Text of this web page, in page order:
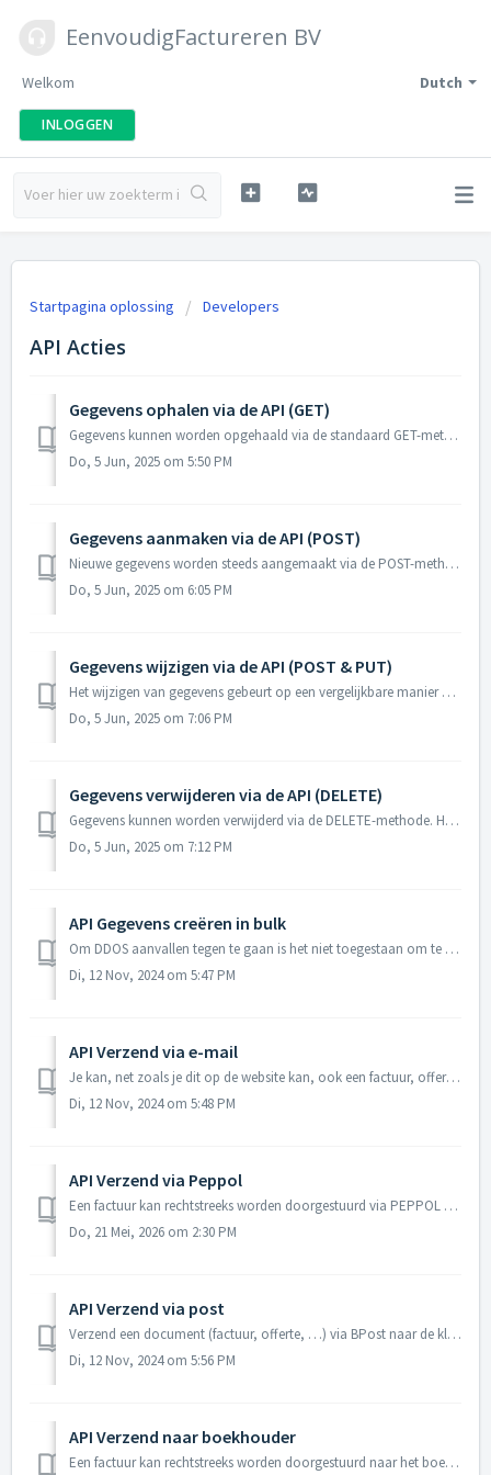
EenvoudigFactureren BV
Dutch
Welkom
INLOGGEN
Startpagina oplossing Developers
API Acties
Gegevens ophalen via de API (GET)
Gegevens kunnen worden opgehaald via de standaard GET-methode van HTTP. Je kan bijvoorbeeld eenvoudig volgende URL in een browser invoeren om een lijst van...
Do, 5 Jun, 2025 om 5:50 PM
Gegevens aanmaken via de API (POST)
Nieuwe gegevens worden steeds aangemaakt via de POST-methode. Gebruik hierbij de juiste API-endpoint, bestaande uit het relevante domein (bijv. invoices, c...
Do, 5 Jun, 2025 om 6:05 PM
Gegevens wijzigen via de API (POST & PUT)
Het wijzigen van gegevens gebeurt op een vergelijkbare manier als het aanmaken ervan. Het verschil zit voornamelijk in de gebruikte HTTP-methode en het feit...
Do, 5 Jun, 2025 om 7:06 PM
Gegevens verwijderen via de API (DELETE)
Gegevens kunnen worden verwijderd via de DELETE-methode. Hiervoor specificeer je in de URL het juiste domein en de bijbehorende ID van het object dat je wil...
Do, 5 Jun, 2025 om 7:12 PM
API Gegevens creëren in bulk
Om DDOS aanvallen tegen te gaan is het niet toegestaan om te veel bewerkingen na elkaar uit te voeren. Indien te veel API-calls na elkaar worden uitgevoerd ...
Di, 12 Nov, 2024 om 5:47 PM
API Verzend via e-mail
Je kan, net zoals je dit op de website kan, ook een factuur, offerte, kasticket, bestelbon of leveringsbon per e-mail versturen naar de klant langs de API. ...
Di, 12 Nov, 2024 om 5:48 PM
API Verzend via Peppol
Een factuur kan rechtstreeks worden doorgestuurd via PEPPOL naar uw klant. Gebruik hiervoor de POST-methode met als URL bijvoorbeeld https://eenvoudigfa...
Do, 21 Mei, 2026 om 2:30 PM
API Verzend via post
Verzend een document (factuur, offerte, …) via BPost naar de klant. Hiervoor moet eerst de koppeling met Mail-IT-Wize worden opgezet. Gebruik de POST-me...
Di, 12 Nov, 2024 om 5:56 PM
API Verzend naar boekhouder
Een factuur kan rechtstreeks worden doorgestuurd naar het boekhoudpakket van uw boekhouder. Dit is enkel mogelijk indien een koppeling via CodaBox, ClearFac...